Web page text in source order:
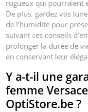
rugueux qui pourraient
De plus, gardez vos
de l’humidité pour
suivant ces conseils
prolonger la durée de
en conservant leur
Y a-t-il une
femme
OptiStore.be ?